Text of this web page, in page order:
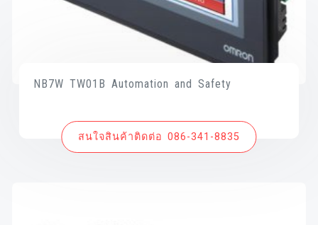
NB7W TW01B Automation and Safety
สนใจสินค้าติดต่อ 086-341-8835